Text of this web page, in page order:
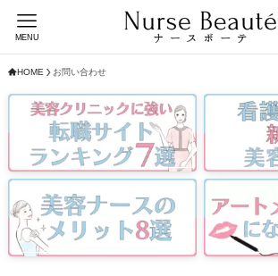
MENU
HOME お問い合わせ